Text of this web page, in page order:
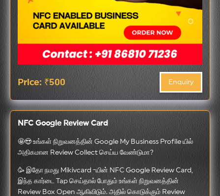
Price: ₹500 Enquiry
NFC Google Review Card
🤩😍 உங்கள் நிறுவனத்தின் Google My Business Profile யில்
அதிகமான Review Collect செய்ய வேண்டுமா?
🥳 இதோ நமது Mikivcard -யின் NFC Google Review Card,
இந்த கார்டை Tap செய்தால் போதும் உங்கள் நிறுவனத்தின்
Review Box Open ஆகிவிடும். அதில் கொடுக்கும் Review